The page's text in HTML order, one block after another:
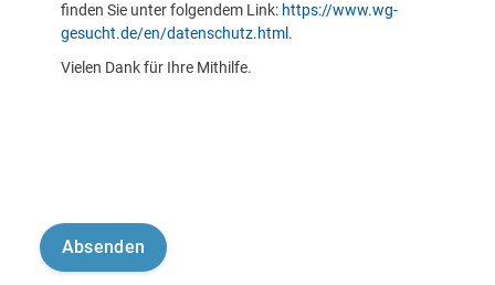
finden Sie unter folgendem Link: https://www.wg-
gesucht.de/en/datenschutz.html .
Vielen Dank für Ihre Mithilfe.